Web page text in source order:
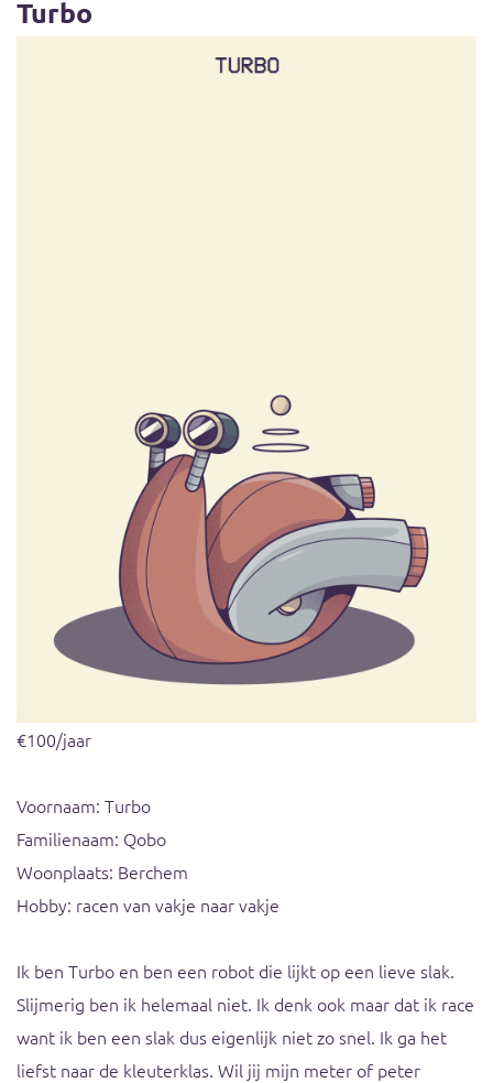
Turbo
€100/jaar
Voornaam: Turbo
Familienaam: Qobo
Woonplaats: Berchem
Hobby: racen van vakje naar vakje
Ik ben Turbo en ben een robot die lijkt op een lieve slak.
Slijmerig ben ik helemaal niet. Ik denk ook maar dat ik race
want ik ben een slak dus eigenlijk niet zo snel. Ik ga het
liefst naar de kleuterklas. Wil jij mijn meter of peter